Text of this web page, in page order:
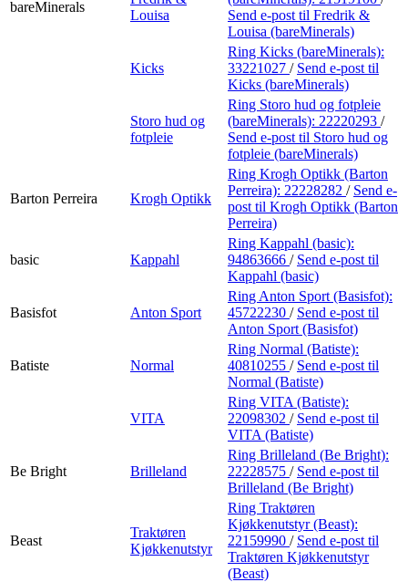
bareMinerals
Louisa
Send e-post til Fredrik &
Louisa (bareMinerals)
Kicks
Ring Kicks (bareMinerals):
33221027 / Send e-post til
Kicks (bareMinerals)
Storo hud og
fotpleie
Ring Storo hud og fotpleie
(bareMinerals): 22220293 /
Send e-post til Storo hud og
fotpleie (bareMinerals)
Barton Perreira Krogh Optikk
Ring Krogh Optikk (Barton
Perreira): 22228282 / Send e-
post til Krogh Optikk (Barton
Perreira)
basic Kappahl
Ring Kappahl (basic):
94863666 / Send e-post til
Kappahl (basic)
Basisfot Anton Sport
Ring Anton Sport (Basisfot):
45722230 / Send e-post til
Anton Sport (Basisfot)
Batiste Normal
Ring Normal (Batiste):
40810255 / Send e-post til
Normal (Batiste)
VITA
Ring VITA (Batiste):
22098302 / Send e-post til
VITA (Batiste)
Be Bright Brilleland
Ring Brilleland (Be Bright):
22228575 / Send e-post til
Brilleland (Be Bright)
Beast
Traktøren
Kjøkkenutstyr
Ring Traktøren
Kjøkkenutstyr (Beast):
22159990 / Send e-post til
Traktøren Kjøkkenutstyr
(Beast)